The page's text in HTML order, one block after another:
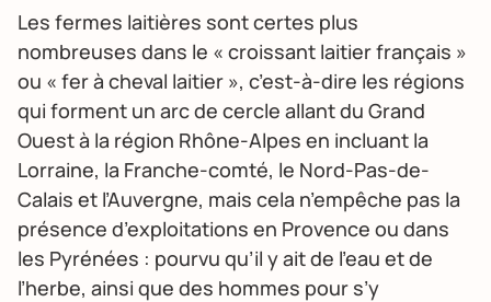
Les fermes laitières sont certes plus
nombreuses dans le « croissant laitier français »
ou « fer à cheval laitier », c’est-à-dire les régions
qui forment un arc de cercle allant du Grand
Ouest à la région Rhône-Alpes en incluant la
Lorraine, la Franche-comté, le Nord-Pas-de-
Calais et l’Auvergne, mais cela n’empêche pas la
présence d’exploitations en Provence ou dans
les Pyrénées : pourvu qu’il y ait de l’eau et de
l’herbe, ainsi que des hommes pour s’y